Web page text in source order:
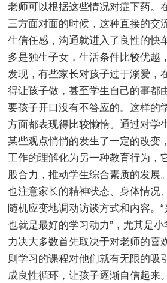
老师可以根据这些情况对症下药。
三方面对面的时候，这种直接的交
生信任感，沟通就进入了良性的快
多是独生子女，生活条件比较优越
发现，有些家长对孩子过于溺爱，
得让孩子做，甚至学生自己的事都
要孩子开口没有不答应的。这样的
方面都表现得比较懒惰。通过对学
某些观点悄悄的发生了一定的改变
工作的理解化为另一种教育行为，
股合力，推动学生综合素质的发展
也注意家长的精神状态、身体情况
随机应变地调动访谈方式和内容。“
也就是最好的学习动力”，尤其是
力决大多数首先取决于对老师的喜
则学习的课程对他们就有无限的吸
成良性循环，让孩子逐渐自信起来。